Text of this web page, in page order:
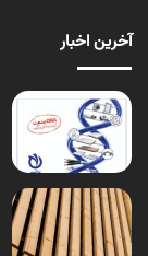
آخرین اخبار